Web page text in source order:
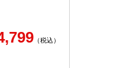
（税込）